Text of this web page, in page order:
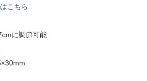
こちら
に調節可能